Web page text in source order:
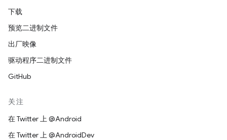
下载
预览二进制文件
出厂映像
驱动程序二进制文件
GitHub
关注
在 Twitter 上 @Android
在 Twitter 上 @AndroidDev